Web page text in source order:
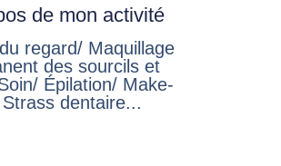
de mon activité
regard/ Maquillage
des sourcils et
Épilation/ Make-
dentaire...